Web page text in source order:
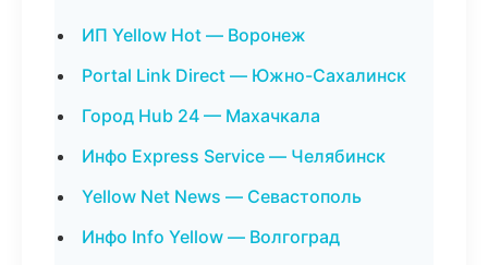
ИП Yellow Hot — Воронеж
Portal Link Direct — Южно-Сахалинск
Город Hub 24 — Махачкала
Инфо Express Service — Челябинск
Yellow Net News — Севастополь
Инфо Info Yellow — Волгоград